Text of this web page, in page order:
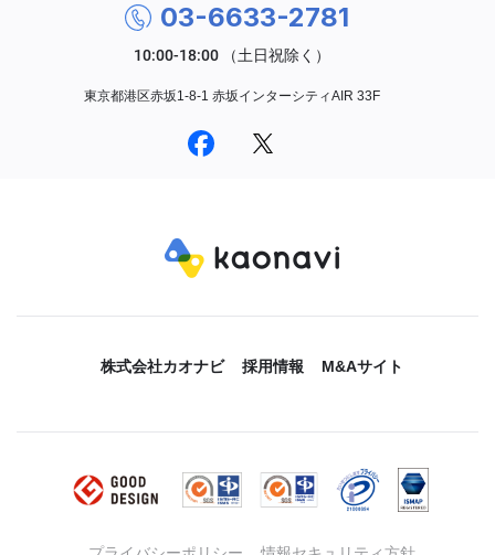
03-6633-2781
東京都港区赤坂1-8-1 赤坂インターシティAIR 33F
株式会社カオナビ 採用情報 M&Aサイト